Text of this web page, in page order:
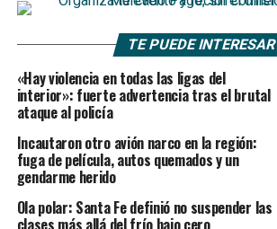
TE PUEDE INTERESAR
«Hay violencia en todas las ligas del
interior»: fuerte advertencia tras el brutal
ataque al policía
Incautaron otro avión narco en la región:
fuga de película, autos quemados y un
gendarme herido
Ola polar: Santa Fe definió no suspender las
clases más allá del frío bajo cero